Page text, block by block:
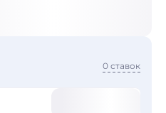
0 ставок